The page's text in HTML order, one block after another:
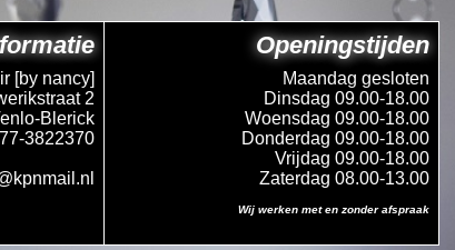
[by nancy]
2
Blerick
3822370
Openingstijden
Maandag gesloten
Dinsdag 09.00-18.00
Woensdag 09.00-18.00
Donderdag 09.00-18.00
Vrijdag 09.00-18.00
Zaterdag 08.00-13.00
Wij werken met en zonder afspraak